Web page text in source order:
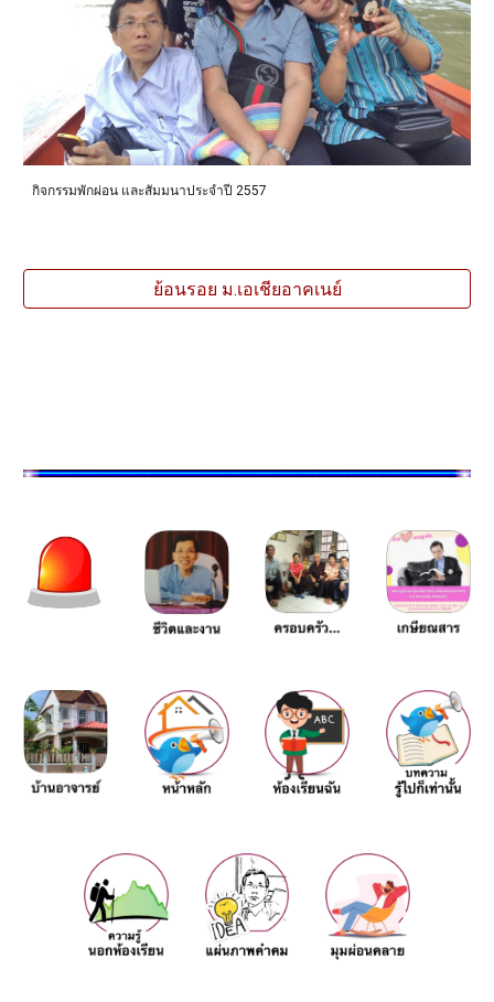
กิจกรรมพักผ่อน และสัมมนาประจำปี 2557
ย้อนรอย ม.เอเชียอาคเนย์